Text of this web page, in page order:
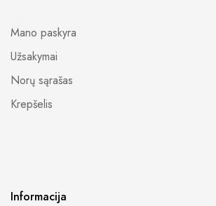
Mano paskyra
Užsakymai
Norų sąrašas
Krepšelis
Informacija